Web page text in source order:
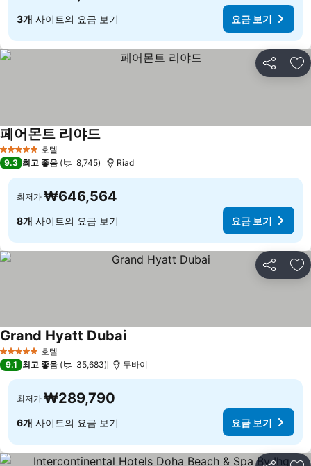
3개 사이트의 요금 보기 요금 보기
공유 즐
5 성급 호텔
페어몬트 리야드요금 보기
9.3 최고 좋음 8,745 Riad
최저가 ₩646,564
8개 사이트의 요금 보기 요금 보기
공유 즐
5 성급 호텔
Grand Hyatt Dubai요금 보기
9.1 최고 좋음 35,683 두바이
최저가 ₩289,790
6개 사이트의 요금 보기 요금 보기